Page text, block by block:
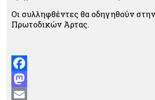
Οι συλληφθέντες θα οδηγηθούν
Πρωτοδικών Άρτας.
Facebook
Mastodon